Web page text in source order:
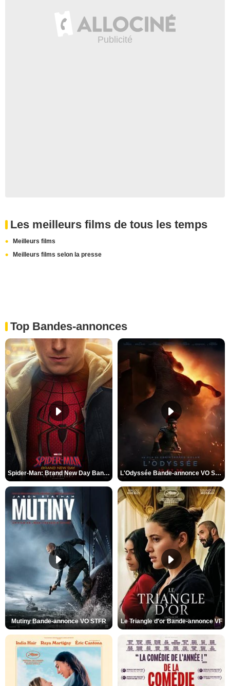
Les meilleurs films de tous les temps
Meilleurs films
Meilleurs films selon la presse
Top Bandes-annonces
Spider-Man: Brand New Day Bande-annonce VO STFR L'Odyssée Bande-annonce VO STFR
Mutiny Bande-annonce VO STFR Le Triangle d'or Bande-annonce VF